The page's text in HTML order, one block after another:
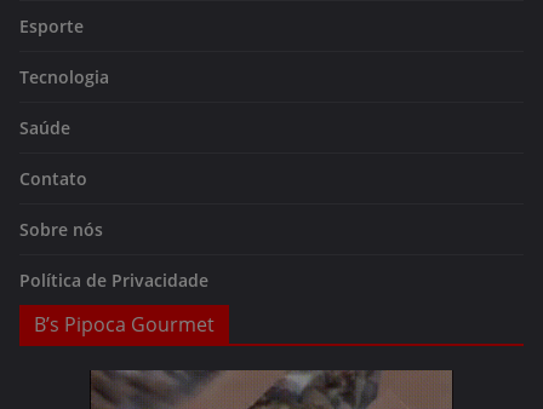
Esporte
Tecnologia
Saúde
Contato
Sobre nós
Política de Privacidade
B’s Pipoca Gourmet